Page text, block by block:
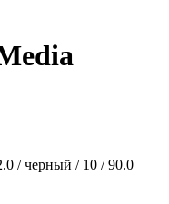
/ черный / 10 / 90.0